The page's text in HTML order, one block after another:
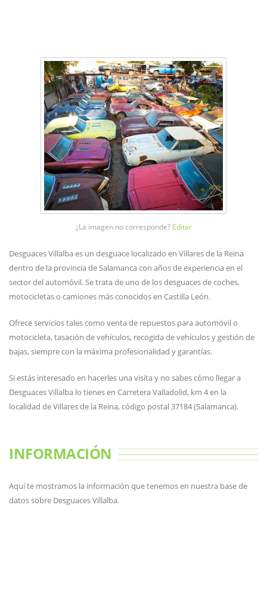
¿La imagen no corresponde? Editar
Desguaces Villalba es un desguace localizado en Villares de la Reina
dentro de la provincia de Salamanca con años de experiencia en el
sector del automóvil. Se trata de uno de los desguaces de coches,
motocicletas o camiones más conocidos en Castilla León.
Ofrece servicios tales como venta de repuestos para automóvil o
motocicleta, tasación de vehículos, recogida de vehículos y gestión de
bajas, siempre con la máxima profesionalidad y garantías.
Si estás interesado en hacerles una visita y no sabes cómo llegar a
Desguaces Villalba lo tienes en Carretera Valladolid, km 4 en la
localidad de Villares de la Reina, código postal 37184 (Salamanca).
INFORMACIÓN
Aquí te mostramos la información que tenemos en nuestra base de
datos sobre Desguaces Villalba.